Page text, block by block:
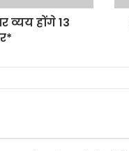
व्यय होंगे 13